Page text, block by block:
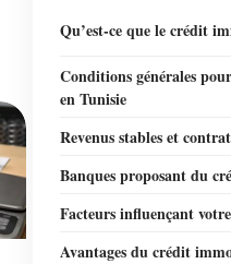
Qu’est-ce que le crédit
Conditions générales
en Tunisie
Revenus stables et
Banques proposant du
Facteurs influençant
Avantages du crédit